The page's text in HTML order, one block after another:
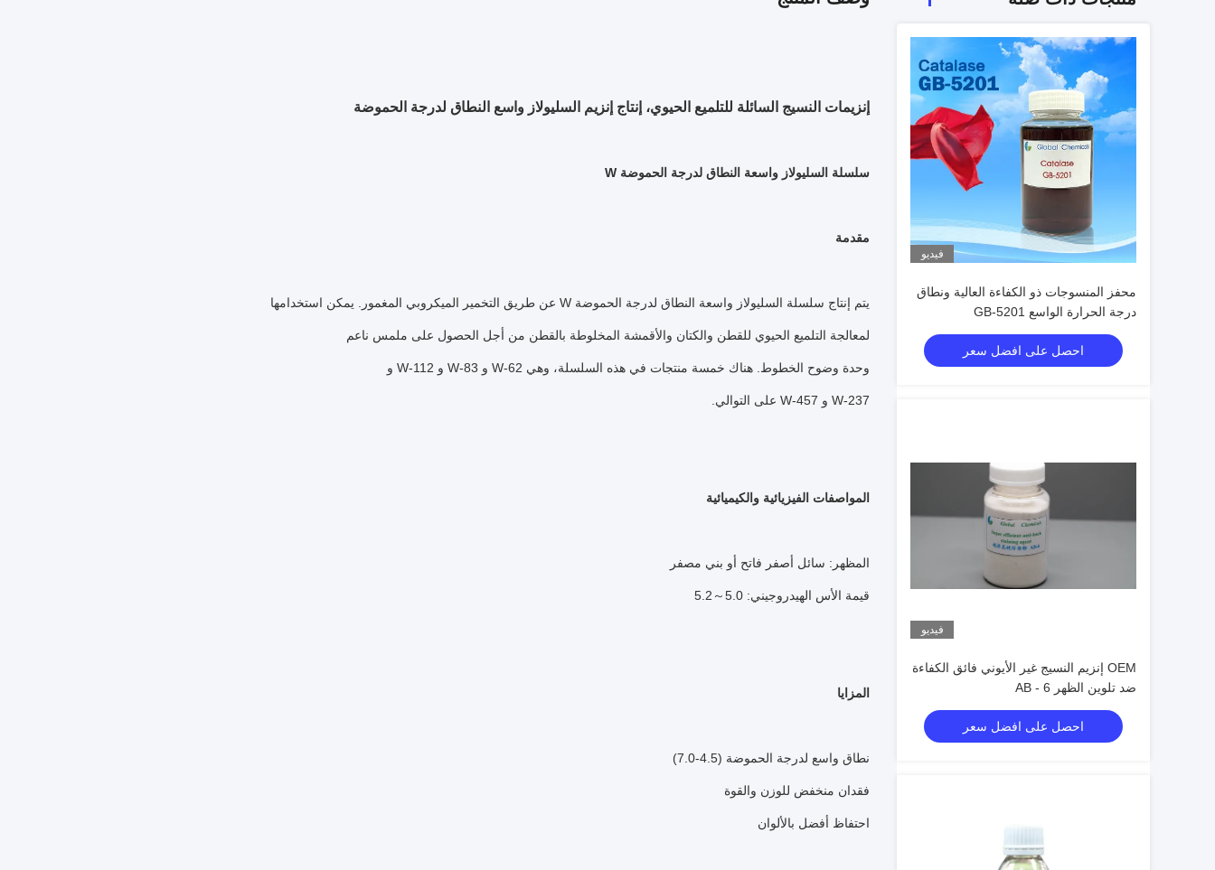
فيديو
محفز المنسوجات ذو الكفاءة العالية ونطاق
درجة الحرارة الواسع GB-5201
احصل على افضل سعر
فيديو
OEM إنزيم النسيج غير الأيوني فائق الكفاءة
ضد تلوين الظهر AB - 6
احصل على افضل سعر
إنزيمات النسيج السائلة للتلميع الحيوي، إنتاج إنزيم السليولاز واسع النطاق لدرجة الحموضة
سلسلة السليولاز واسعة النطاق لدرجة الحموضة W
مقدمة
يتم إنتاج سلسلة السليولاز واسعة النطاق لدرجة الحموضة W عن طريق التخمير الميكروبي المغمور. يمكن استخدامها
لمعالجة التلميع الحيوي للقطن والكتان والأقمشة المخلوطة بالقطن من أجل الحصول على ملمس ناعم
وحدة وضوح الخطوط. هناك خمسة منتجات في هذه السلسلة، وهي W-62 و W-83 و W-112 و
W-237 و W-457 على التوالي.
المواصفات الفيزيائية والكيميائية
المظهر: سائل أصفر فاتح أو بني مصفر
قيمة الأس الهيدروجيني: 5.0～5.2
المزايا
نطاق واسع لدرجة الحموضة (4.5-7.0)
فقدان منخفض للوزن والقوة
احتفاظ أفضل بالألوان